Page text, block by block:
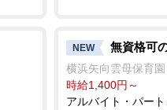
NEW 無資格可
横浜矢向雲母保育園
時給1,400円～
アルバイト・パー